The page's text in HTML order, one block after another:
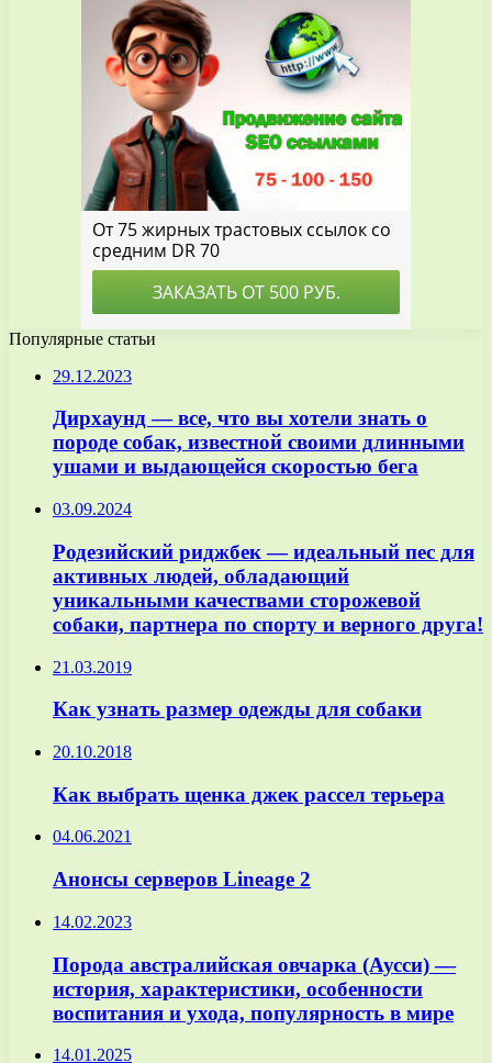
Популярные статьи
29.12.2023
Дирхаунд — все, что вы хотели знать о
породе собак, известной своими длинными
ушами и выдающейся скоростью бега
03.09.2024
Родезийский риджбек — идеальный пес для
активных людей, обладающий
уникальными качествами сторожевой
собаки, партнера по спорту и верного друга!
21.03.2019
Как узнать размер одежды для собаки
20.10.2018
Как выбрать щенка джек рассел терьера
04.06.2021
Анонсы серверов Lineage 2
14.02.2023
Порода австралийская овчарка (Аусси) —
история, характеристики, особенности
воспитания и ухода, популярность в мире
14.01.2025